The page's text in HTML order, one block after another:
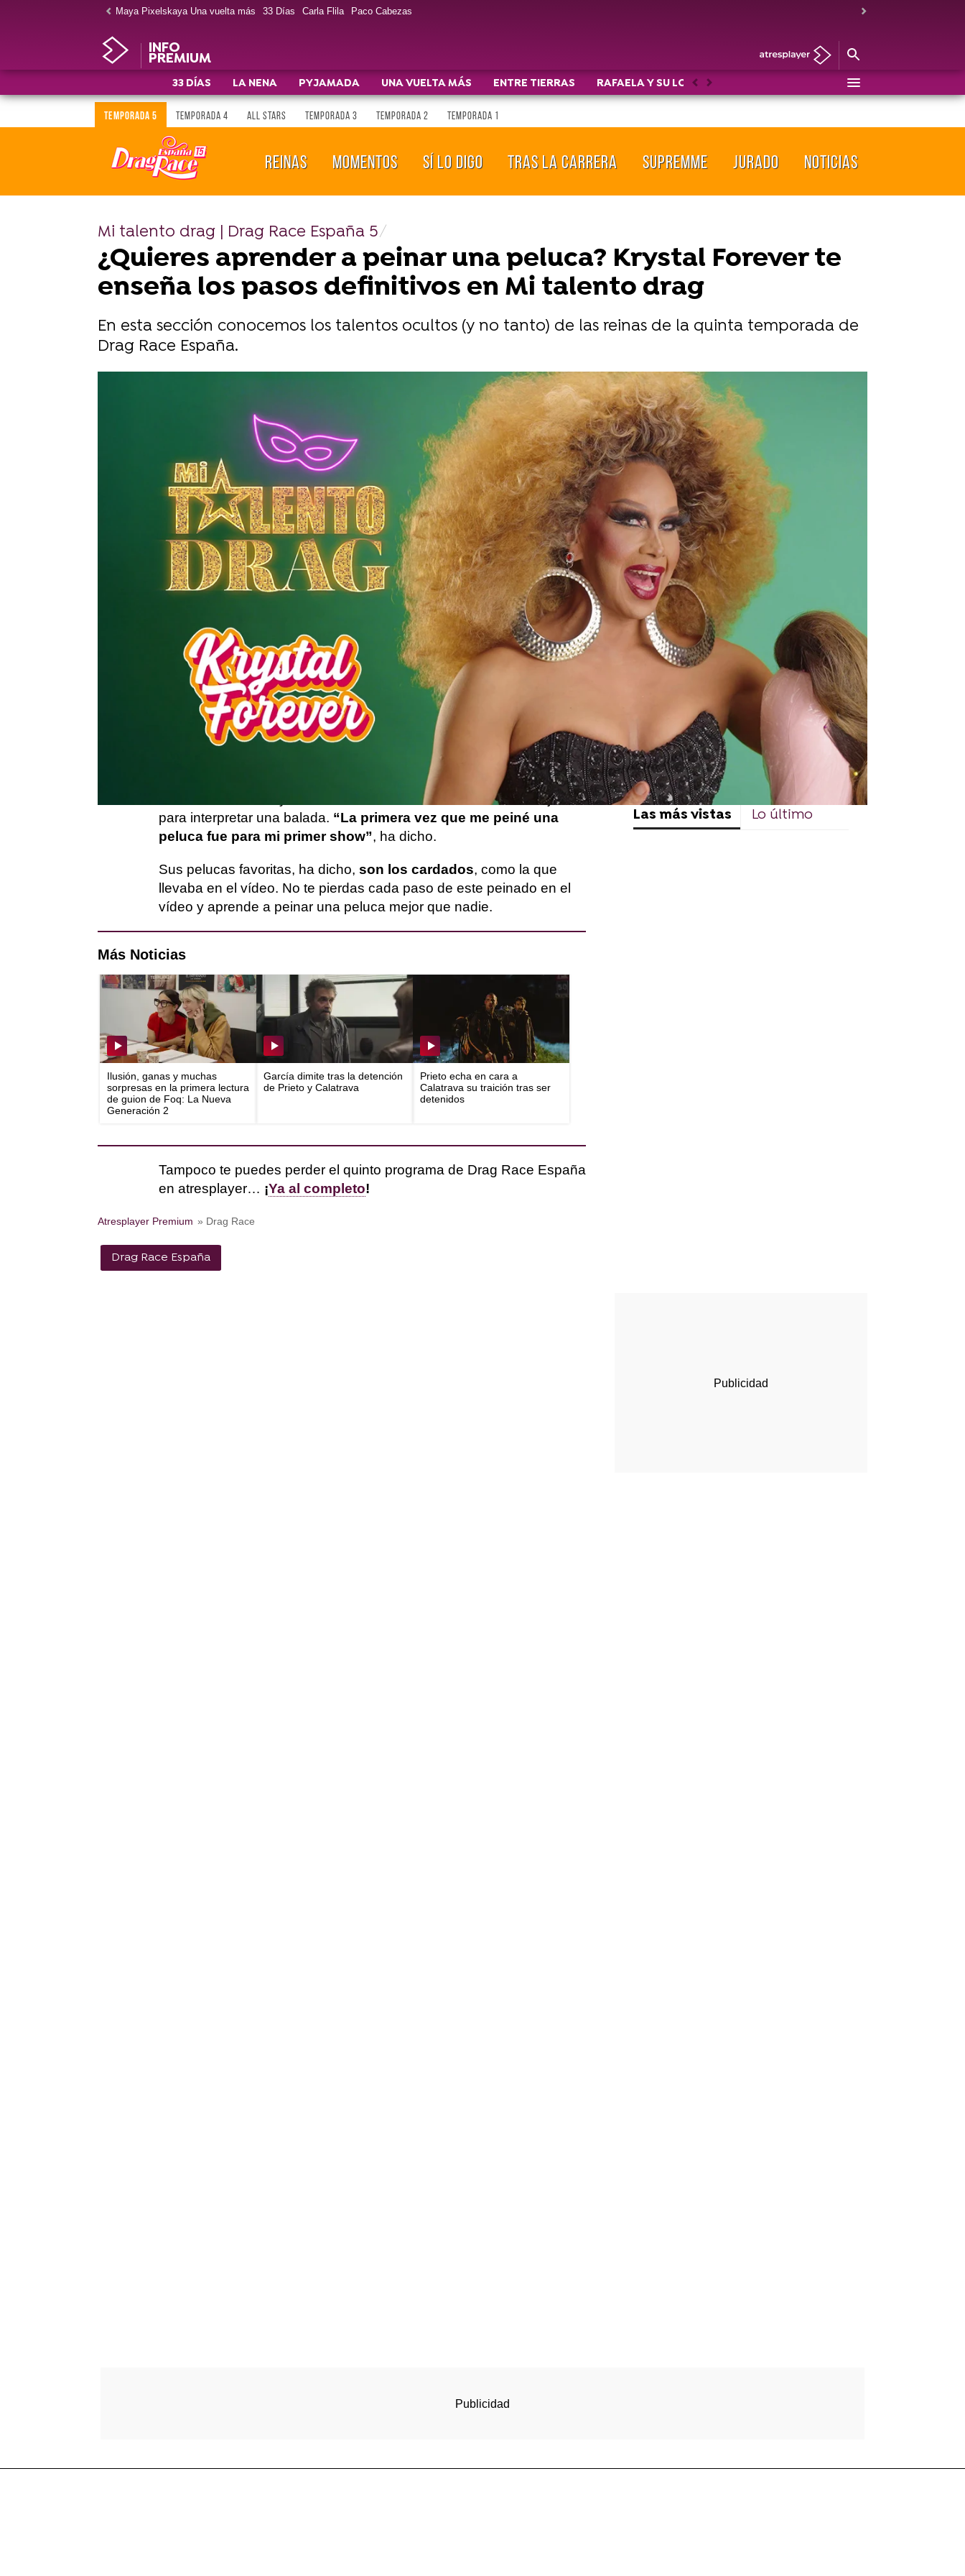
Maya Pixelskaya Una vuelta más 33 Días Carla Flila Paco Cabezas
INFO
PREMIUM
33 DÍAS LA NENA PYJAMADA UNA VUELTA MÁS ENTRE TIERRAS RAFAELA Y SU LOCO MUNDO LOS PROTEGIDOS:
AnteriorSiguiente
TEMPORADA 5 TEMPORADA 4 ALL STARS TEMPORADA 3 TEMPORADA 2 TEMPORADA 1
REINAS MOMENTOS SÍ LO DIGO TRAS LA CARRERA SUPREMME JURADO NOTICIAS
Mi talento drag | Drag Race España 5
¿Quieres aprender a peinar una peluca? Krystal Forever te
enseña los pasos definitivos en Mi talento drag
En esta sección conocemos los talentos ocultos (y no tanto) de las reinas de la quinta temporada de
Drag Race España.
29 de octubre de 2025, 15:44 WhatsappFacebook
X Flipboard
Uno de los grandes talentos de Krystal Forever es el de peinar
pelucas, y eso es lo que nos ha enseñado en Mi talento drag.
voy a enseñar cómo peino mis pelucas”
, ha asegurado.
Mientras lo hacía, la reina ha contado que su madre era peluquera,
y que ella fue quien le enseñó todo lo que sabía.
En esta ocasión, Krystal nos ha enseñado a hacer un moño bajo
para interpretar una balada. “La primera vez que me peiné una
peluca fue para mi primer show”, ha dicho.
Sus pelucas favoritas, ha dicho, son los cardados, como la que
llevaba en el vídeo. No te pierdas cada paso de este peinado en el
vídeo y aprende a peinar una peluca mejor que nadie.
Más Noticias
Ilusión, ganas y muchas
sorpresas en la primera lectura
de guion de Foq: La Nueva
Generación 2
García dimite tras la detención
de Prieto y Calatrava
Prieto echa en cara a
Calatrava su traición tras ser
detenidos
Tampoco te puedes perder el quinto programa de Drag Race España
en atresplayer… ¡Ya al completo!
Atresplayer Premium » Drag Race
Drag Race España
Las más vistas Lo último